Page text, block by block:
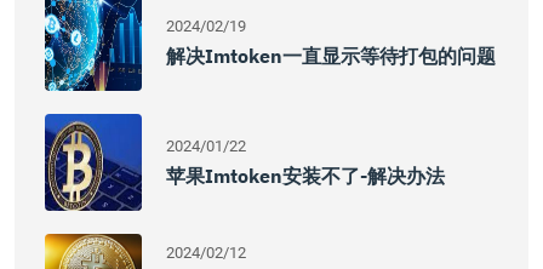
2024/02/19
解决imtoken一直显示等待打包的问题
2024/01/22
苹果imtoken安装不了-解决办法
2024/02/12